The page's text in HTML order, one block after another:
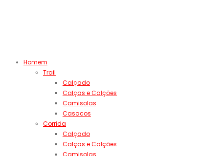
Homem
Trail
Calçado
Calças e Calções
Camisolas
Casacos
Corrida
Calçado
Calças e Calções
Camisolas